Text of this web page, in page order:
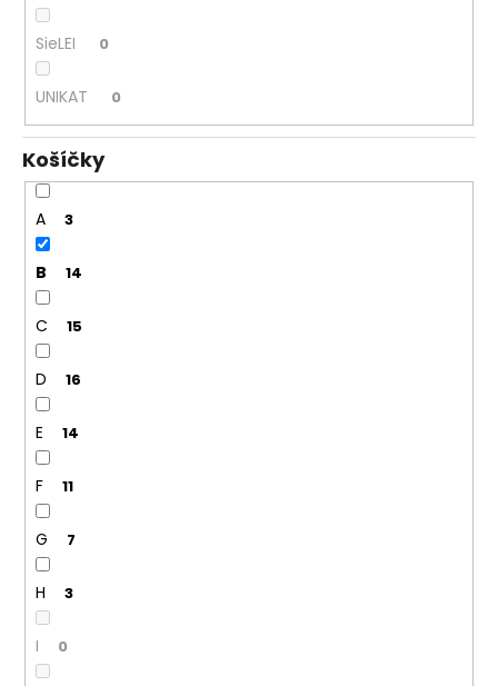
SieLEI 0
UNIKAT 0
Košíčky
A 3
B 14
C 15
D 16
E 14
F 11
G 7
H 3
I 0